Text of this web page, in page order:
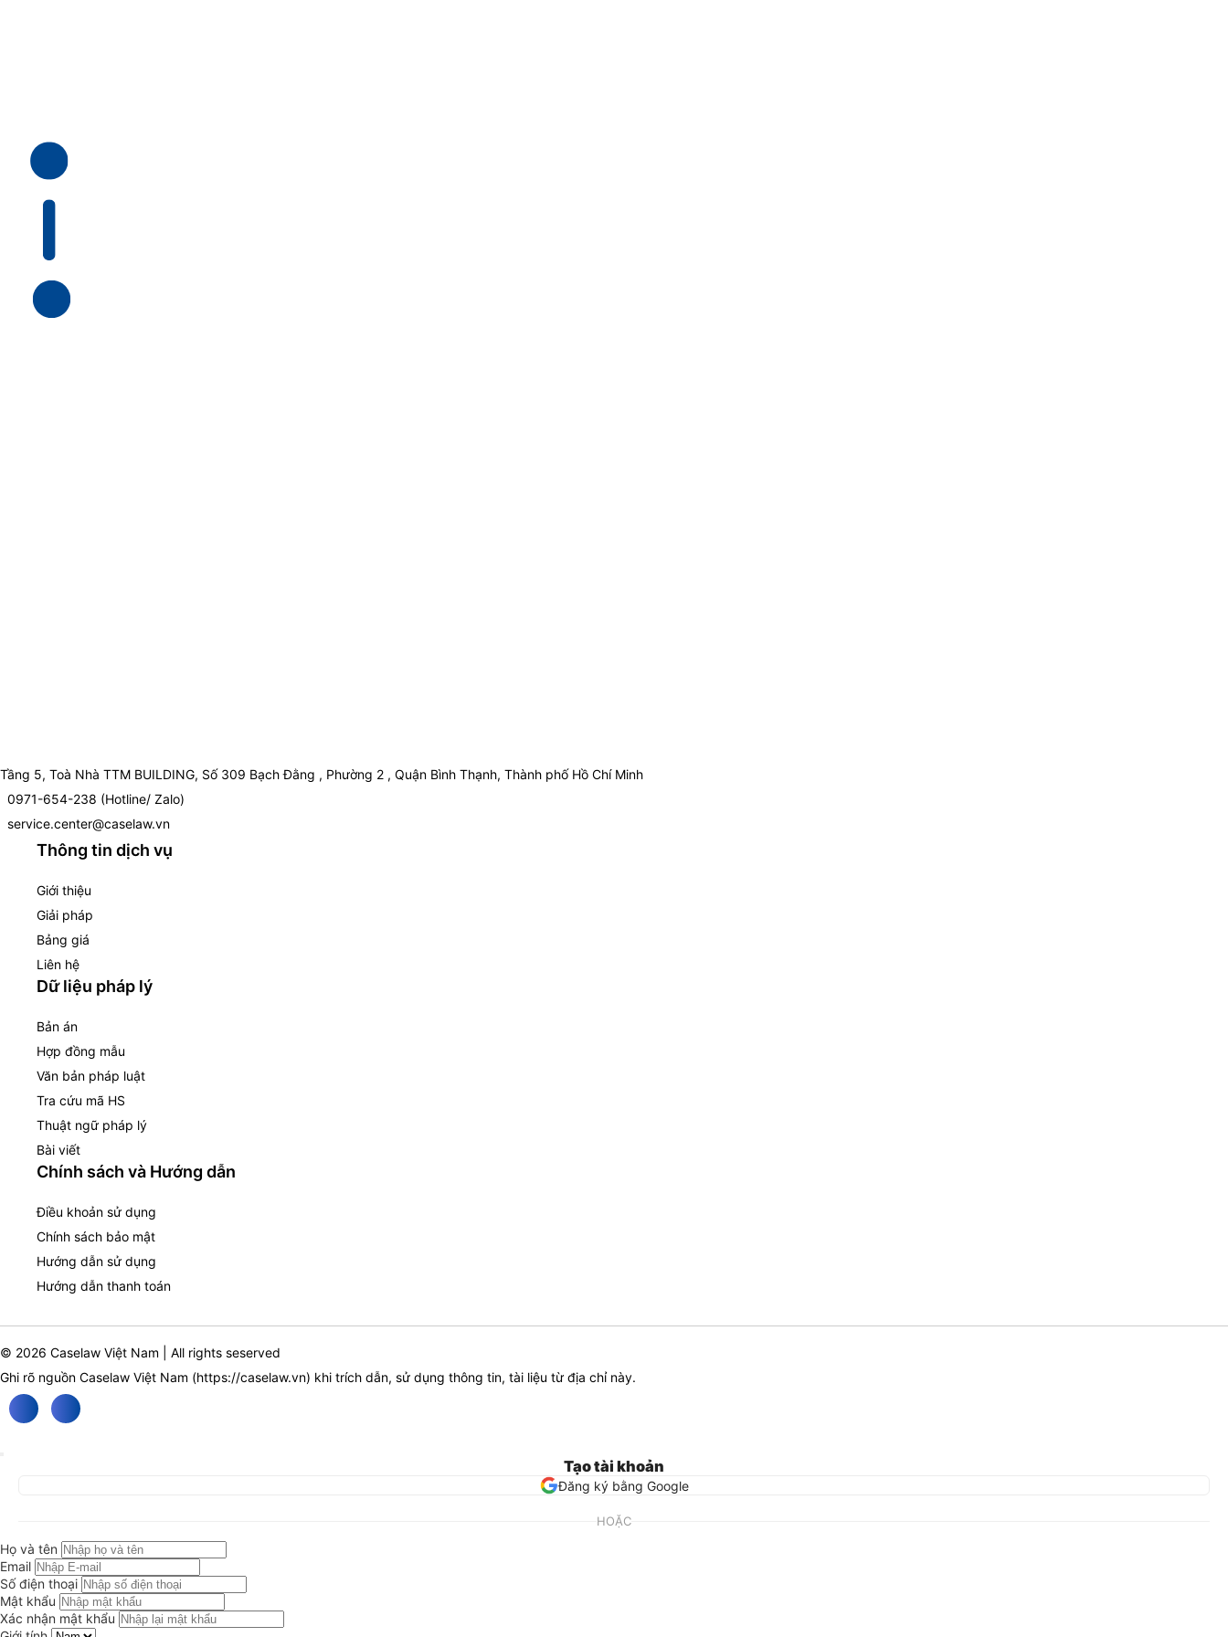
Tầng 5, Toà Nhà TTM BUILDING, Số 309 Bạch Đằng , Phường 2 , Quận Bình Thạnh, Thành phố Hồ Chí Minh
0971-654-238 (Hotline/ Zalo)
service.center@caselaw.vn
Thông tin dịch vụ
Giới thiệu
Giải pháp
Bảng giá
Liên hệ
Dữ liệu pháp lý
Bản án
Hợp đồng mẫu
Văn bản pháp luật
Tra cứu mã HS
Thuật ngữ pháp lý
Bài viết
Chính sách và Hướng dẫn
Điều khoản sử dụng
Chính sách bảo mật
Hướng dẫn sử dụng
Hướng dẫn thanh toán
© 2026 Caselaw Việt Nam | All rights seserved
Ghi rõ nguồn Caselaw Việt Nam (https://caselaw.vn) khi trích dẫn, sử dụng thông tin, tài liệu từ địa chỉ này.
Tạo tài khoản
Đăng ký bằng Google
HOẶC
Họ và tên
Email
Số điện thoại
Mật khẩu
Xác nhận mật khẩu